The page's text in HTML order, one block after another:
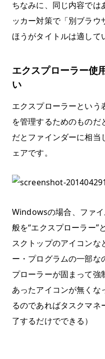
ちなみに、同じ内容では
ッカー対策で「別ブラウ
ほうがタイトルは適して
エクスプローラー使
い
エクスプローラーとい
を管理するためのもの
だとファインダーに相当
ェアです。
Windowsの場合、ファ
般を“エクスプローラー”
スクトップのアイコンな
ー・プログラムの一部な
プローラーが固まって強
あったアイコンが無くな
るのであればタスクマ
了するだけでできる）